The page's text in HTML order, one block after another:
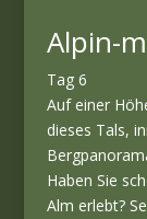
Alpin-
Tag 6
Auf einer
dieses Tals,
Haben Sie
Alm erlebt?